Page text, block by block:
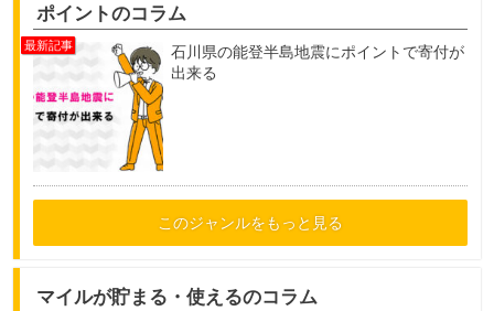
ポイントのコラム
石川県の能登半島地震にポイントで寄付が
出来る
このジャンルをもっと見る
マイルが貯まる・使えるのコラム